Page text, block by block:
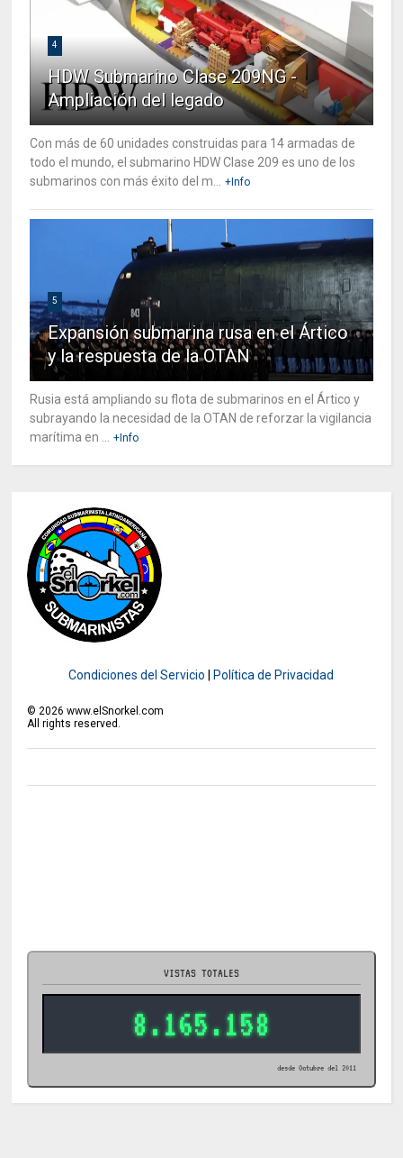
4
HDW Submarino Clase 209NG -
Ampliación del legado
Con más de 60 unidades construidas para 14 armadas de
todo el mundo, el submarino HDW Clase 209 es uno de los
submarinos con más éxito del m...
+Info
5
Expansión submarina rusa en el Ártico
y la respuesta de la OTAN
Rusia está ampliando su flota de submarinos en el Ártico y
subrayando la necesidad de la OTAN de reforzar la vigilancia
marítima en ...
+Info
Condiciones del Servicio Política de Privacidad
© 2026 www.elSnorkel.com
All rights reserved.
VISTAS TOTALES
8.165.158
desde Octubre del 2011